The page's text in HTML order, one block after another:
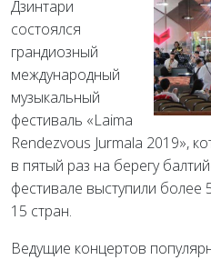
Дзинтари
состоялся
грандиозный
международный
музыкальный
фестиваль «Laima
Rendezvous Jurmala 2019»,
в пятый раз на берегу
фестивале выступили более
15 стран.
Ведущие концертов